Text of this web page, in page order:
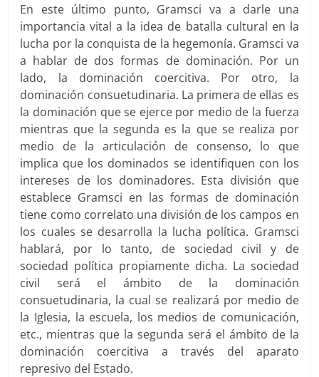
En este último punto, Gramsci va a darle una
importancia vital a la idea de batalla cultural en la
lucha por la conquista de la hegemonía. Gramsci va
a hablar de dos formas de dominación. Por un
lado, la dominación coercitiva. Por otro, la
dominación consuetudinaria. La primera de ellas es
la dominación que se ejerce por medio de la fuerza
mientras que la segunda es la que se realiza por
medio de la articulación de consenso, lo que
implica que los dominados se identifiquen con los
intereses de los dominadores. Esta división que
establece Gramsci en las formas de dominación
tiene como correlato una división de los campos en
los cuales se desarrolla la lucha política. Gramsci
hablará, por lo tanto, de sociedad civil y de
sociedad política propiamente dicha. La sociedad
civil será el ámbito de la dominación
consuetudinaria, la cual se realizará por medio de
la Iglesia, la escuela, los medios de comunicación,
etc., mientras que la segunda será el ámbito de la
dominación coercitiva a través del aparato
represivo del Estado.